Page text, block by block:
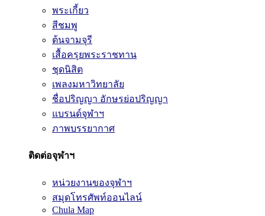
พระเกี้ยว
สีชมพู
ต้นจามจุรี
เสื้อครุยพระราชทาน
ชุดนิสิต
เพลงมหาวิทยาลัย
ชื่อปริญญา อักษรย่อปริญญา
แบรนด์จุฬาฯ
ภาพบรรยากาศ
ติดต่อจุฬาฯ
หน่วยงานของจุฬาฯ
สมุดโทรศัพท์ออนไลน์
Chula Map